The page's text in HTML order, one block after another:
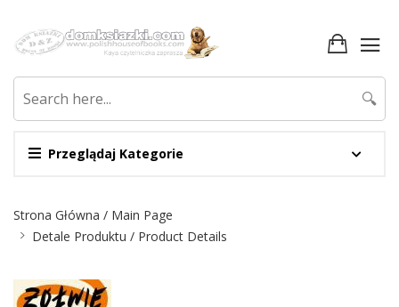
Przeglądaj Kategorie
🔍
Strona Główna / Main Page
Detale Produktu / Product Details